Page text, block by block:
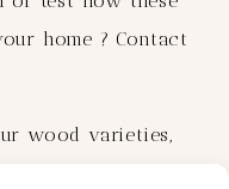
home ? Contact
wood varieties,